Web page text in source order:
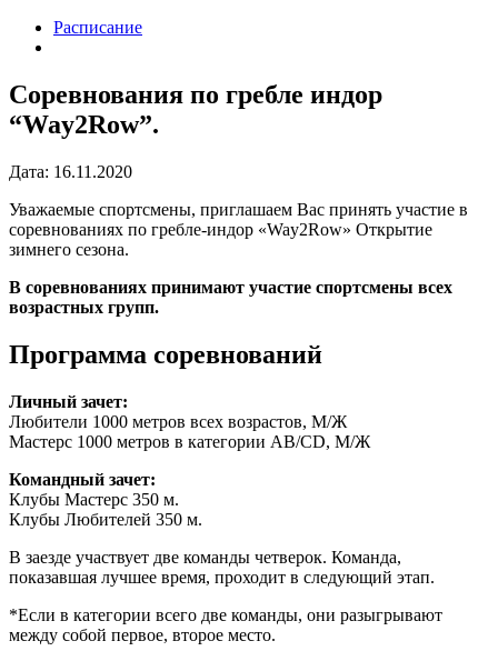
Расписание
Соревнования по гребле индор
“Way2Row”.
Дата: 16.11.2020
Уважаемые спортсмены, приглашаем Вас принять участие в
соревнованиях по гребле-индор «Way2Row» Открытие
зимнего сезона.
В соревнованиях принимают участие спортсмены всех
возрастных групп.
Программа соревнований
Личный зачет:
Любители 1000 метров всех возрастов, М/Ж
Мастерс 1000 метров в категории AB/CD, М/Ж
Командный зачет:
Клубы Мастерс 350 м.
Клубы Любителей 350 м.
В заезде участвует две команды четверок. Команда,
показавшая лучшее время, проходит в следующий этап.
*Если в категории всего две команды, они разыгрывают
между собой первое, второе место.